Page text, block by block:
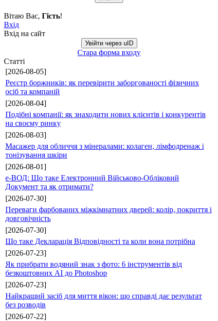
Вітаю Вас, Гість!
Вхід
Вхід на сайт
Увійти через uID
Стара форма входу
Статті
[2026-08-05]
Реєстр боржників: як перевірити заборгованості фізичних
осіб та компаній
[2026-08-04]
Подібні компанії: як знаходити нових клієнтів і конкурентів
на своєму ринку
[2026-08-03]
Масажер для обличчя з мінералами: колаген, лімфодренаж і
тонізування шкіри
[2026-08-01]
е-ВОД: Що таке Електронний Військово-Обліковий
Документ та як отримати?
[2026-07-30]
Переваги фарбованих міжкімнатних дверей: колір, покриття і
довговічність
[2026-07-30]
Що таке Декларація Відповідності та коли вона потрібна
[2026-07-23]
Як прибрати водяний знак з фото: 6 інструментів від
безкоштовних AI до Photoshop
[2026-07-23]
Найкращий засіб для миття вікон: що справді дає результат
без розводів
[2026-07-22]